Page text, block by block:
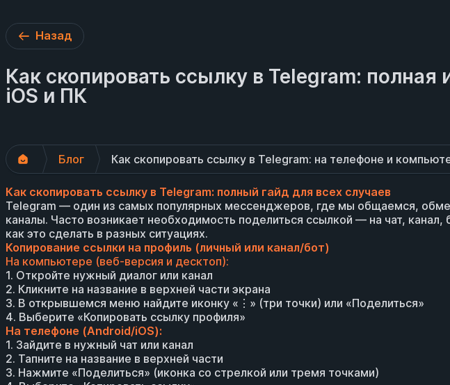
Назад
Как скопировать ссылку в Telegram: полная
iOS и ПК
Блог Как скопировать ссылку в Telegram: на телефоне и
Как скопировать ссылку в Telegram: полный гайд для всех случаев
Telegram — один из самых популярных мессенджеров, где мы общаемся,
каналы. Часто возникает необходимость поделиться ссылкой — на чат,
как это сделать в разных ситуациях.
Копирование ссылки на профиль (личный или канал/бот)
На компьютере (веб-версия и десктоп):
1. Откройте нужный диалог или канал
2. Кликните на название в верхней части экрана
3. В открывшемся меню найдите иконку «⋮» (три точки) или «Поделиться»
4. Выберите «Копировать ссылку профиля»
На телефоне (Android/iOS):
1. Зайдите в нужный чат или канал
2. Тапните на название в верхней части
3. Нажмите «Поделиться» (иконка со стрелкой или тремя точками)